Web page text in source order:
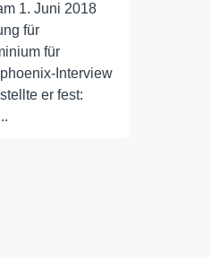
1. Juni 2018
für
für
Interview
er fest: